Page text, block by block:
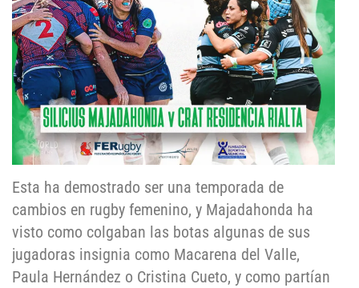
Esta ha demostrado ser una temporada de
cambios en rugby femenino, y Majadahonda ha
visto como colgaban las botas algunas de sus
jugadoras insignia como Macarena del Valle,
Paula Hernández o Cristina Cueto, y como partían